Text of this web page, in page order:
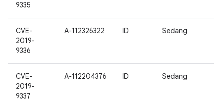
9335
CVE-
2019-
9336
A-112326322 ID Sedang
CVE-
2019-
9337
A-112204376 ID Sedang